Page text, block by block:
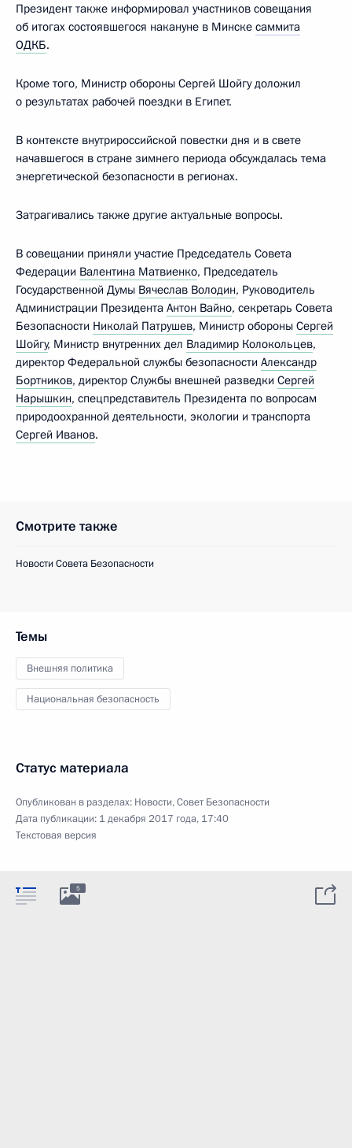
Президент также информировал участников совещания
об итогах состоявшегося накануне в Минске саммита
ОДКБ.
Кроме того, Министр обороны Сергей Шойгу доложил
о результатах рабочей поездки в Египет.
В контексте внутрироссийской повестки дня и в свете
начавшегося в стране зимнего периода обсуждалась тема
энергетической безопасности в регионах.
Затрагивались также другие актуальные вопросы.
В совещании приняли участие Председатель Совета
Федерации Валентина Матвиенко, Председатель
Государственной Думы Вячеслав Володин, Руководитель
Администрации Президента Антон Вайно, секретарь Совета
Безопасности Николай Патрушев, Министр обороны Сергей
Шойгу, Министр внутренних дел Владимир Колокольцев,
директор Федеральной службы безопасности Александр
Бортников, директор Службы внешней разведки Сергей
Нарышкин, спецпредставитель Президента по вопросам
природоохранной деятельности, экологии и транспорта
Сергей Иванов.
Смотрите также
Новости Совета Безопасности
Темы
Внешняя политика
Национальная безопасность
Статус материала
Опубликован в разделах: Новости,Совет Безопасности
Дата публикации: 1 декабря 2017 года, 17:40
Текстовая версия
5